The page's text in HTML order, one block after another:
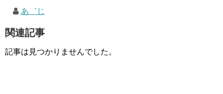
あ゛じ
関連記事
記事は見つかりませんでした。